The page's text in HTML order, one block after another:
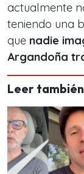
actualmente
teniendo una
que nadie
Argandoña
Leer